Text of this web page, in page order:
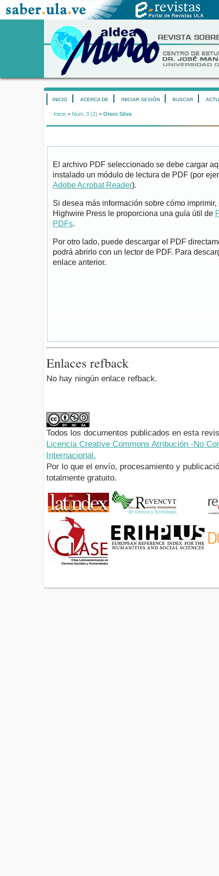
INICIO ACERCA DE INICIAR SESIÓN BUSCAR
Inicio > Núm. 3 (2) > Otero Silva
El archivo PDF seleccionado se debe cargar
instalado un módulo de lectura de PDF (por
Adobe Acrobat Reader).
Si desea más información sobre cómo
Highwire Press le proporciona una guía útil de
PDFs.
Por otro lado, puede descargar el PDF
podrá abrirlo con un lector de PDF. Para
enlace anterior.
Enlaces refback
No hay ningún enlace refback.
Todos los documentos publicados en esta
Licencia Creative Commons Atribución -No
Internacional.
Por lo que el envío, procesamiento y
totalmente gratuito.